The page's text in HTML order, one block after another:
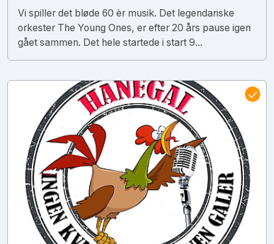
Vi spiller det bløde 60 èr musik. Det legendariske
orkester The Young Ones, er efter 20 års pause igen
gået sammen. Det hele startede i start 9...